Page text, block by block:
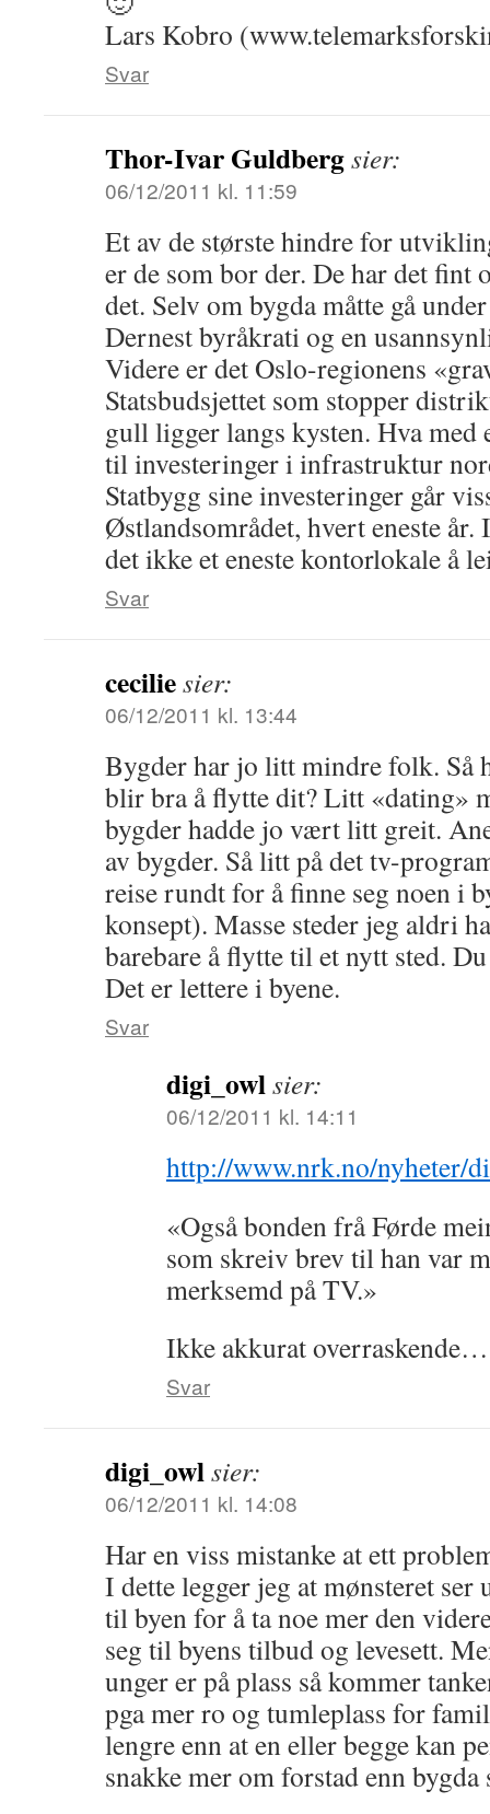
Lars Kobro
Svar
Thor-Ivar Guldbergsier:
06/12/2011 kl. 11:59
Et av de største hindre for
er de som bor der. De har det fint
det. Selv om bygda måtte gå
Dernest byråkrati og en
Videre er det Oslo-regionens
Statsbudsjettet som stopper
gull ligger langs kysten. Hva med
til investeringer i infrastruktur
Statbygg sine investeringer går
Østlandsområdet, hvert eneste
det ikke et eneste kontorlokale å
Svar
ceciliesier:
06/12/2011 kl. 13:44
Bygder har jo litt mindre folk. Så
blir bra å flytte dit? Litt «dating»
bygder hadde jo vært litt greit.
av bygder. Så litt på det tv-
reise rundt for å finne seg noen i
konsept). Masse steder jeg aldri
barebare å flytte til et nytt sted.
Det er lettere i byene.
Svar
digi_owlsier:
06/12/2011 kl. 14:11
http://www.nrk.no/nyheter/
«Også bonden frå Førde
som skreiv brev til han var
merksemd på TV.»
Ikke akkurat overraskende…
Svar
digi_owlsier:
06/12/2011 kl. 14:08
Har en viss mistanke at ett
I dette legger jeg at mønsteret
til byen for å ta noe mer den
seg til byens tilbud og levesett.
unger er på plass så kommer
pga mer ro og tumleplass for
lengre enn at en eller begge kan
snakke mer om forstad enn bygda